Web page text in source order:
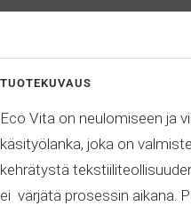
TUOTEKUVAUS
Eco Vita on neulomiseen ja
käsityölanka, joka on
kehrätystä
ei värjätä prosessin aikana.